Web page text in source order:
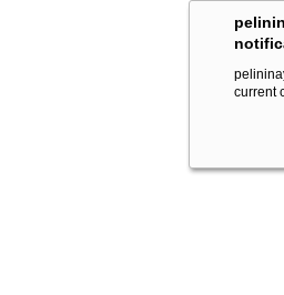
current